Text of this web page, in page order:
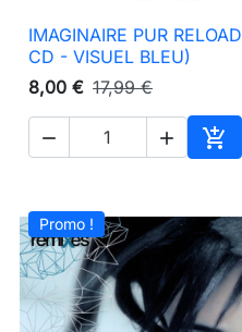
 Aperçu rapide
IMAGINAIRE PUR
CD - VISUEL BLEU)
8,00 € 17,99 €
  
Promo !